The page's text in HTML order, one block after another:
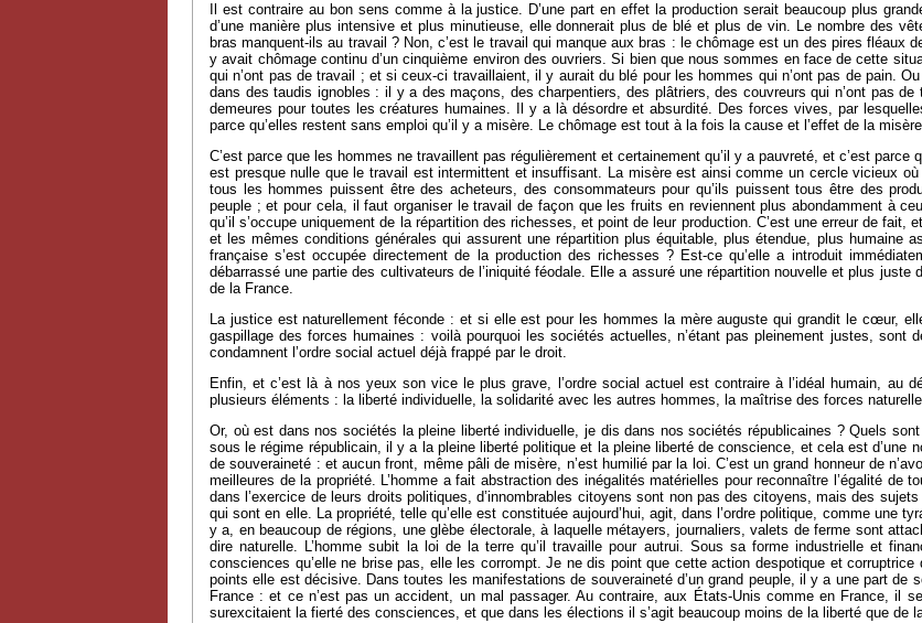
Il est contraire au bon sens comme à la justice. D’une part en effet la production serait beaucoup plus
d’une manière plus intensive et plus minutieuse, elle donnerait plus de blé et plus de vin. Le nombre des
bras manquent-ils au travail ? Non, c’est le travail qui manque aux bras : le chômage est un des pires fléaux
y avait chômage continu d’un cinquième environ des ouvriers. Si bien que nous sommes en face de cette
qui n’ont pas de travail ; et si ceux-ci travaillaient, il y aurait du blé pour les hommes qui n’ont pas de pain.
dans des taudis ignobles : il y a des maçons, des charpentiers, des plâtriers, des couvreurs qui n’ont pas
demeures pour toutes les créatures humaines. Il y a là désordre et absurdité. Des forces vives, par
parce qu’elles restent sans emploi qu’il y a misère. Le chômage est tout à la fois la cause et l’effet de la
C’est parce que les hommes ne travaillent pas régulièrement et certainement qu’il y a pauvreté, et c’est parce
est presque nulle que le travail est intermittent et insuffisant. La misère est ainsi comme un cercle vicieux
tous les hommes puissent être des acheteurs, des consommateurs pour qu’ils puissent tous être des
peuple ; et pour cela, il faut organiser le travail de façon que les fruits en reviennent plus abondamment à
qu’il s’occupe uniquement de la répartition des richesses, et point de leur production. C’est une erreur de
et les mêmes conditions générales qui assurent une répartition plus équitable, plus étendue, plus humaine
française s’est occupée directement de la production des richesses ? Est-ce qu’elle a introduit
débarrassé une partie des cultivateurs de l’iniquité féodale. Elle a assuré une répartition nouvelle et plus
de la France.
La justice est naturellement féconde : et si elle est pour les hommes la mère auguste qui grandit le cœur,
gaspillage des forces humaines : voilà pourquoi les sociétés actuelles, n’étant pas pleinement justes, sont
condamnent l’ordre social actuel déjà frappé par le droit.
Enfin, et c’est là à nos yeux son vice le plus grave, l’ordre social actuel est contraire à l’idéal humain, au
plusieurs éléments : la liberté individuelle, la solidarité avec les autres hommes, la maîtrise des forces
Or, où est dans nos sociétés la pleine liberté individuelle, je dis dans nos sociétés républicaines ? Quels
sous le régime républicain, il y a la pleine liberté politique et la pleine liberté de conscience, et cela est
de souveraineté : et aucun front, même pâli de misère, n’est humilié par la loi. C’est un grand honneur de
meilleures de la propriété. L’homme a fait abstraction des inégalités matérielles pour reconnaître l’égalité
dans l’exercice de leurs droits politiques, d’innombrables citoyens sont non pas des citoyens, mais des
qui sont en elle. La propriété, telle qu’elle est constituée aujourd’hui, agit, dans l’ordre politique, comme une
y a, en beaucoup de régions, une glèbe électorale, à laquelle métayers, journaliers, valets de ferme sont
dire naturelle. L’homme subit la loi de la terre qu’il travaille pour autrui. Sous sa forme industrielle et
consciences qu’elle ne brise pas, elle les corrompt. Je ne dis point que cette action despotique et
points elle est décisive. Dans toutes les manifestations de souveraineté d’un grand peuple, il y a une part
France : et ce n’est pas un accident, un mal passager. Au contraire, aux États-Unis comme en France, il
surexcitaient la fierté des consciences, et que dans les élections il s’agit beaucoup moins de la liberté que de